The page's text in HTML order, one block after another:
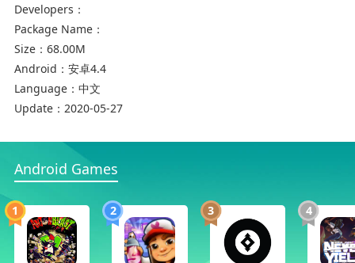
挖宝世界红包游戏特点
1.你先下楼用工具挖矿，然后有钱就可以买一台地
下采矿机用；
2.你可以用自己的道具不断升级你的检测设备，你
可以更准确地找到哪里有黄金；
3.你开采的黄金越多，得到红包的机会就越大，而
且会有越来越多的大礼包。
Developers：
Package Name：
Size： 68.00M
Android： 安卓4.4
Language： 中文
Update： 2020-05-27
Android Games
1 2 3 4